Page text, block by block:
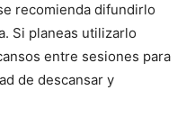
recomienda difundirlo
Si planeas utilizarlo
entre sesiones para
de descansar y